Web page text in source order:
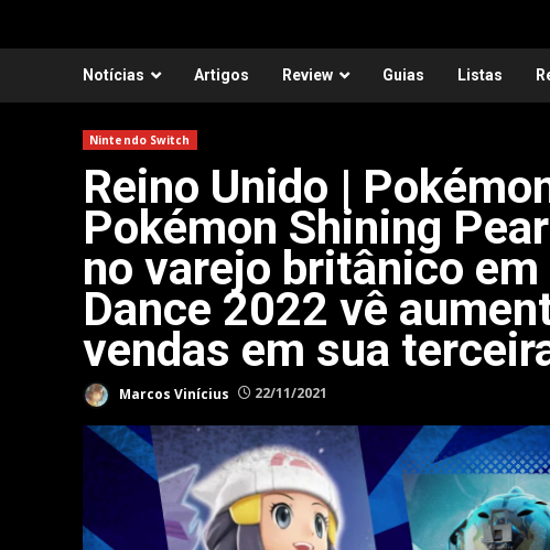
Notícias Artigos Review Guias Listas
Nintendo Switch
Reino Unido |
Pokémon Shining
no varejo britânico
Dance 2022 vê
vendas em sua
Marcos Vinícius 22/11/2021